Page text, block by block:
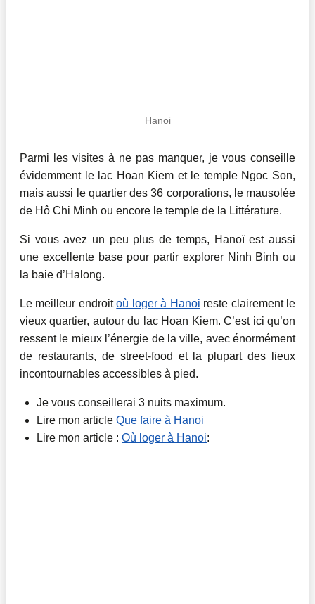
Hanoi
Parmi les visites à ne pas manquer, je vous conseille
évidemment le lac Hoan Kiem et le temple Ngoc Son,
mais aussi le quartier des 36 corporations, le mausolée
de Hô Chi Minh ou encore le temple de la Littérature.
Si vous avez un peu plus de temps, Hanoï est aussi
une excellente base pour partir explorer Ninh Binh ou
la baie d’Halong.
Le meilleur endroitoù loger à Hanoi reste clairement le
vieux quartier, autour du lac Hoan Kiem. C’est ici qu’on
ressent le mieux l’énergie de la ville, avec énormément
de restaurants, de street-food et la plupart des lieux
incontournables accessibles à pied.
Je vous conseillerai 3 nuits maximum.
Lire mon article Que faire à Hanoi
Lire mon article : Où loger à Hanoi: